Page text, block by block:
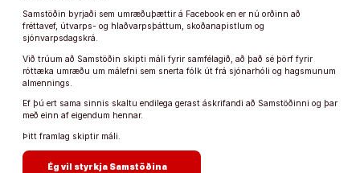
Samstöðin byrjaði sem umræðuþættir á Facebook en er nú orðinn að
fréttavef, útvarps- og hlaðvarpsþáttum, skoðanapistlum og
sjónvarpsdagskrá.
Við trúum að Samstöðin skipti máli fyrir samfélagið, að það sé þörf fyrir
róttæka umræðu um málefni sem snerta fólk út frá sjónarhóli og hagsmunum
almennings.
Ef þú ert sama sinnis skaltu endilega gerast áskrifandi að Samstöðinni og þar
með einn af eigendum hennar.
Þitt framlag skiptir máli.
Ég vil styrkja Samstöðina